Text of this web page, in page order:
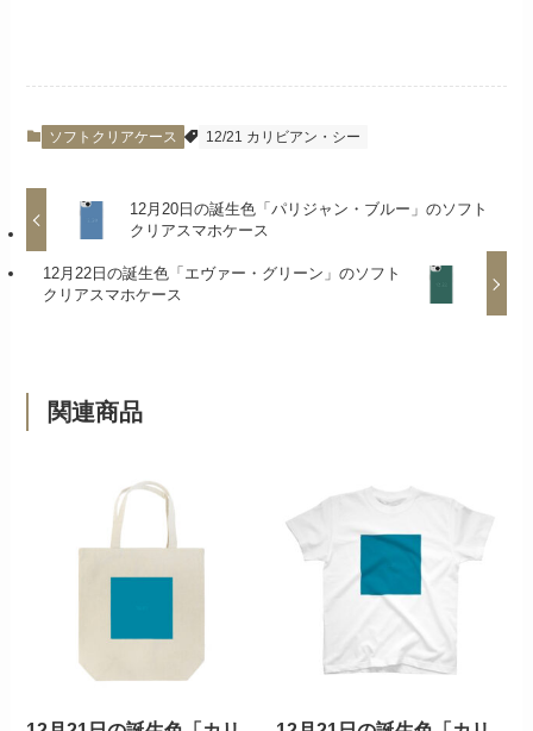
ソフトクリアケース 12/21 カリビアン・シー
12月20日の誕生色「パリジャン・ブルー」のソフト
クリアスマホケース
12月22日の誕生色「エヴァー・グリーン」のソフト
クリアスマホケース
関連商品